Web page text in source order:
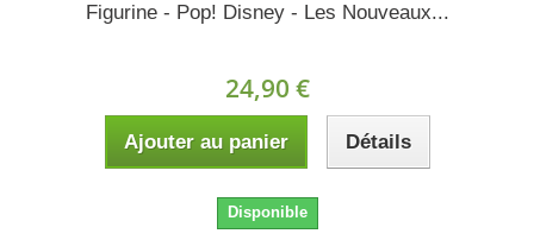
Figurine - Pop! Disney - Les Nouveaux...
24,90 €
Ajouter au panier Détails
Disponible